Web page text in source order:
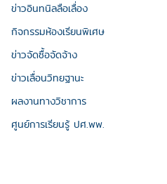
ข่าวอินทนิลลือเลื่อง
กิจกรรมห้องเรียนพิเศษ
ข่าวจัดซื้อจัดจ้าง
ข่าวเลื่อนวิทยฐานะ
ผลงานทางวิชาการ
ศูนย์การเรียนรู้ ปศ.พพ.